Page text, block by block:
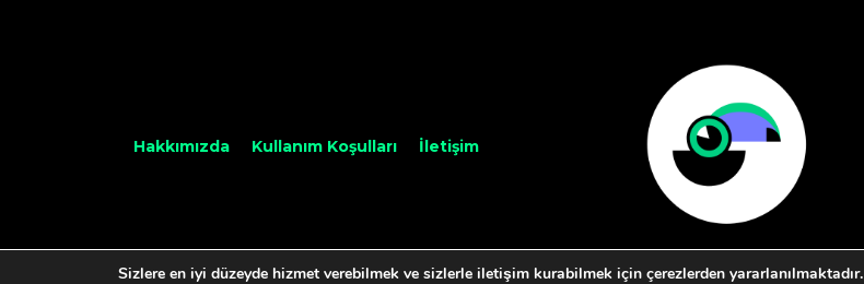
Hakkımızda Kullanım Koşulları İletişim
Sizlere en iyi düzeyde hizmet verebilmek ve sizlerle iletişim kurabilmek için çerezlerden yararlanılmaktadır.